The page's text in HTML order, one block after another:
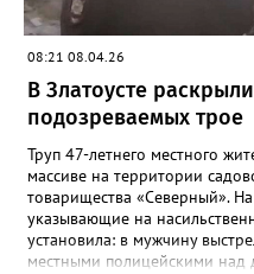
08:21 08.04.26
В Златоусте
подозреваемых трое
Труп 47-летнего местного
массиве на территории
товарищества «Северный».
указывающие на
установила: в мужчину
местными полицейскими над